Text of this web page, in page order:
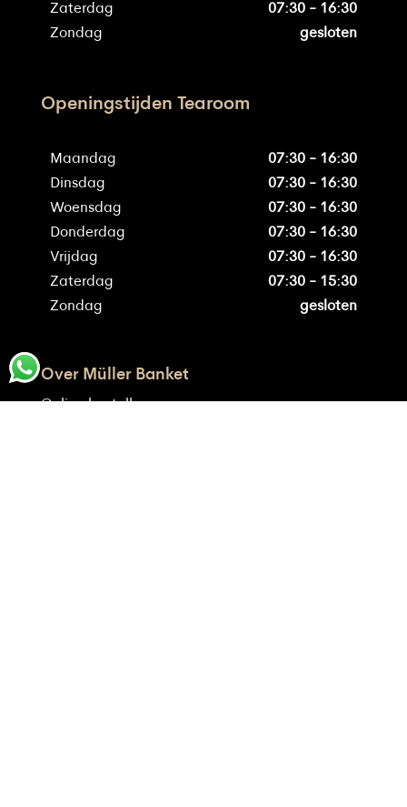
Zaterdag
07:30 - 16:30
Zondag
gesloten
Openingstijden Tearoom
Maandag
07:30 - 16:30
Dinsdag
07:30 - 16:30
Woensdag
07:30 - 16:30
Donderdag
07:30 - 16:30
Vrijdag
07:30 - 16:30
Zaterdag
07:30 - 15:30
Zondag
gesloten
Over Müller Banket
Online bestellen